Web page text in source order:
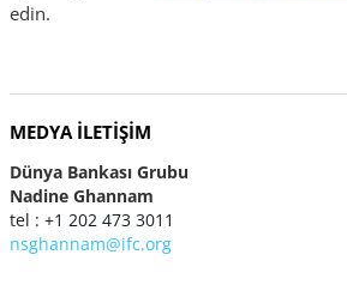
edin.
MEDYA İLETIŞIM
Dünya Bankası Grubu
Nadine Ghannam
tel : +1 202 473 3011
nsghannam@ifc.org